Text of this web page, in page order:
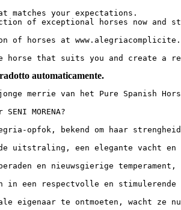
matches your expectations.
of exceptional horses now
of horses at
horse that suits you and create a
automaticamente.
jonge merrie van het Pure
MORENA?
opfok, bekend om haar
uitstraling, een elegante vacht
en nieuwsgierige
in een respectvolle en
eigenaar te ontmoeten, wacht ze